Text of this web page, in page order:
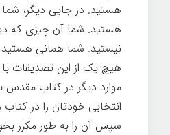
هستید. در جایی دیگر، شما
هستید. شما آن چیزی که
نیستید. شما همانی هستید
هیچ یک از این تصدیقات با
موارد دیگر در کتاب مقدس
انتخابی خودتان را در
سپس آن را به طور مکرر